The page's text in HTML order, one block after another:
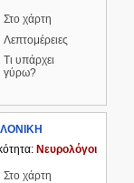
Στο χάρτη
Λεπτομέρειες
Τι υπάρχει
γύρω?
Νευρολόγοι
Στο χάρτη